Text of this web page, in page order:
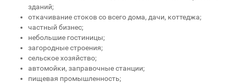
зданий;
откачивание стоков со всего дома, дачи, коттеджа;
частный бизнес;
небольшие гостиницы;
загородные строения;
сельское хозяйство;
автомойки, заправочные станции;
пищевая промышленность;